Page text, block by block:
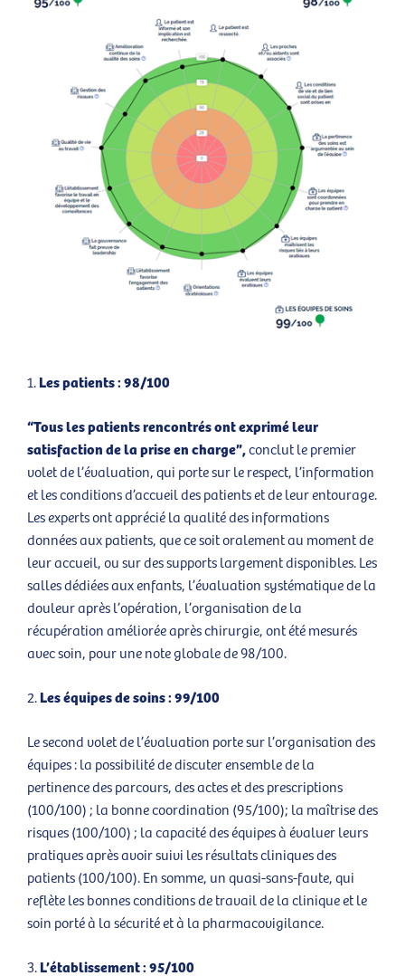
Les patients : 98/100
“Tous les patients rencontrés ont exprimé leur
satisfaction de la prise en charge”,conclut le premier
volet de l’évaluation, qui porte sur le respect, l’information
et les conditions d’accueil des patients et de leur entourage.
Les experts ont apprécié la qualité des informations
données aux patients, que ce soit oralement au moment de
leur accueil, ou sur des supports largement disponibles. Les
salles dédiées aux enfants, l’évaluation systématique de la
douleur après l’opération, l’organisation de la
récupération améliorée après chirurgie, ont été mesurés
avec soin, pour une note globale de 98/100.
Les équipes de soins : 99/100
Le second volet de l’évaluation porte sur l’organisation des
équipes : la possibilité de discuter ensemble de la
pertinence des parcours, des actes et des prescriptions
(100/100) ; la bonne coordination (95/100); la maîtrise des
risques (100/100) ; la capacité des équipes à évaluer leurs
pratiques après avoir suivi les résultats cliniques des
patients (100/100). En somme, un quasi-sans-faute, qui
reflète les bonnes conditions de travail de la clinique et le
soin porté à la sécurité et à la pharmacovigilance.
L’établissement : 95/100